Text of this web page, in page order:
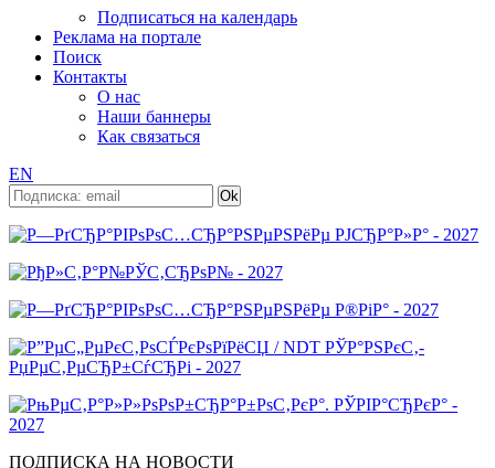
Подписаться на календарь
Реклама на портале
Поиск
Контакты
О нас
Наши баннеры
Как связаться
EN
ПОДПИСКА НА НОВОСТИ